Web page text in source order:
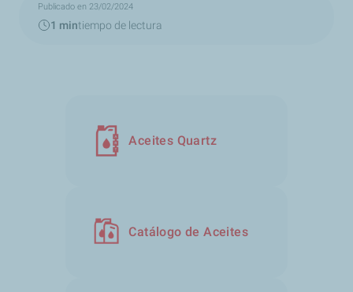
Publicado en 23/02/2024
1 mintiempo de lectura
Aceites Quartz
Catálogo de Aceites